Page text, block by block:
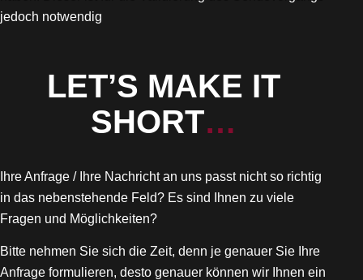
jedoch notwendig
LET’S MAKE IT
SHORT…
Ihre Anfrage / Ihre Nachricht an uns passt nicht so richtig
in das nebenstehende Feld? Es sind Ihnen zu viele
Fragen und Möglichkeiten?
Bitte nehmen Sie sich die Zeit, denn je genauer Sie Ihre
Anfrage formulieren, desto genauer können wir Ihnen ein